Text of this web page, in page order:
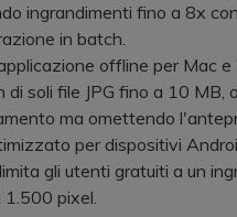
ingrandimenti fino a 8x
in batch.
offline per Mac
soli file JPG fino a 10 MB,
ma omettendo
per dispositivi
gli utenti gratuiti a un
1.500 pixel.